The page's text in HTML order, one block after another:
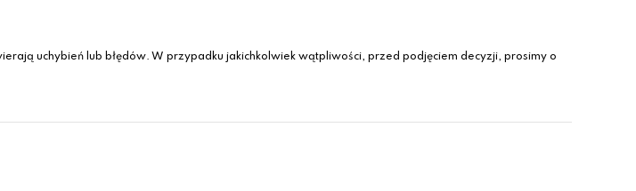
uchybień lub błędów. W przypadku jakichkolwiek wątpliwości, przed podjęciem decyzji, prosimy o